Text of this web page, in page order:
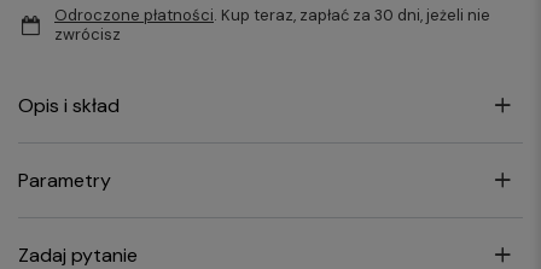
Odroczone płatności. Kup teraz, zapłać za 30 dni, jeżeli nie
zwrócisz
Opis i skład
Parametry
Zadaj pytanie